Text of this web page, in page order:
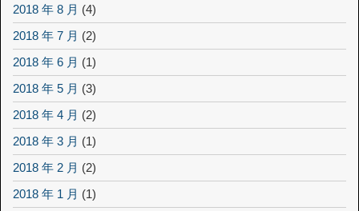
2018 年 8 月 (4)
2018 年 7 月 (2)
2018 年 6 月 (1)
2018 年 5 月 (3)
2018 年 4 月 (2)
2018 年 3 月 (1)
2018 年 2 月 (2)
2018 年 1 月 (1)